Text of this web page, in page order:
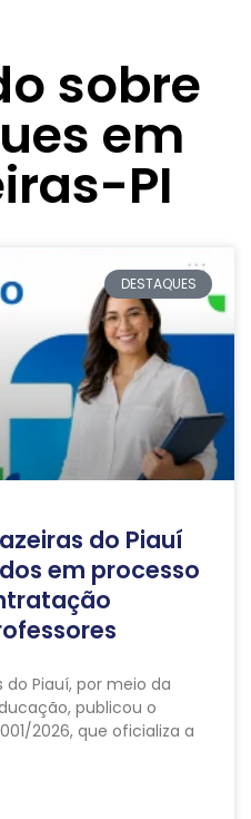
sobre
em
PI
DESTAQUES
do Piauí
em processo
do Piauí, por meio da
publicou o
2026, que oficializa a